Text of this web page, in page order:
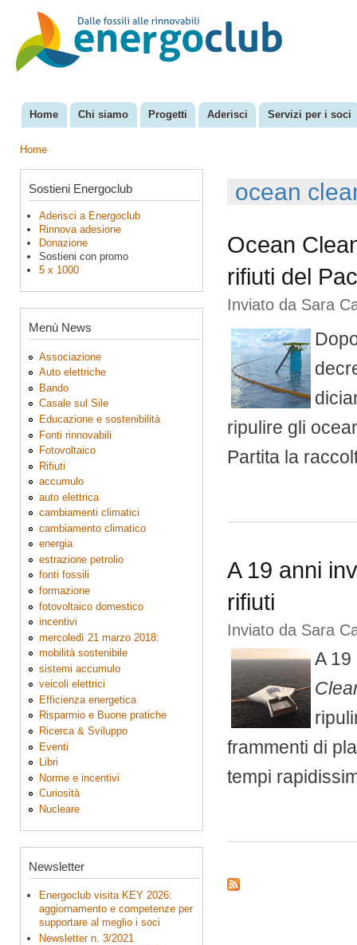
EnergoClub
per la
riconversione
del sistema
Menu principale
Home Chi siamo Progetti Aderisci Servizi per i soci
Home
Sostieni Energoclub
Aderisci a Energoclub
Rinnova adesione
Donazione
Sostieni con promo
5 x 1000
Menù News
Associazione
Auto elettriche
Bando
Casale sul Sile
Educazione e sostenibilità
Fonti rinnovabili
Fotovoltaico
Rifiuti
accumulo
auto elettrica
cambiamenti climatici
cambiamento climatico
energia
estrazione petrolio
fonti fossili
formazione
fotovoltaico domestico
incentivi
mercoledì 21 marzo 2018:
mobilità sostenibile
sistemi accumulo
veicoli elettrici
Efficienza energetica
Risparmio e Buone pratiche
Ricerca & Sviluppo
Eventi
Libri
Norme e incentivi
Curiosità
Nucleare
Newsletter
Energoclub visita KEY 2026:
aggiornamento e competenze per
supportare al meglio i soci
Newsletter n. 3/2021
ocean
Ocean
rifiuti del
Inviato da Sara
ripulire gli
Partita la
A 19 anni
rifiuti
Inviato da Sara
A 19
frammenti di
tempi